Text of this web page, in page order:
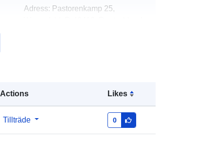
Actions Likes
Tillträde 0
Adress: Pastorenkamp 25,
February 2026
Uppdaterad på data.europa.eu: 01
August 2026